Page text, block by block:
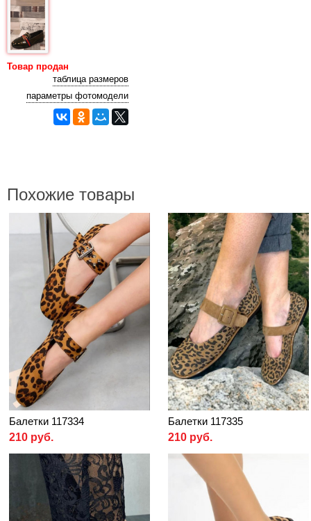
Товар продан
таблица размеров
параметры фотомодели
Похожие товары
Балетки 117334
210 руб.
Балетки 117335
210 руб.